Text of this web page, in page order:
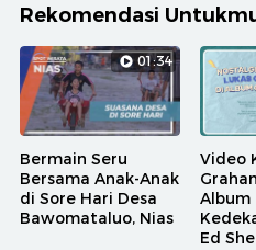
Rekomendasi
01:34
Bermain Seru
Bersama Anak-Anak
di Sore Hari Desa
Bawomataluo, Nias
Video
Album
Ed